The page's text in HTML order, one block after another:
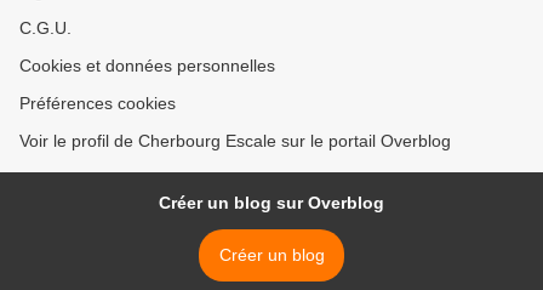
C.G.U.
Cookies et données personnelles
Préférences cookies
Voir le profil de Cherbourg Escale sur le portail Overblog
Créer un blog sur Overblog
Créer un blog